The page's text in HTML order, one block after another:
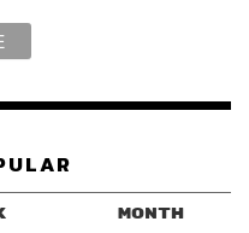
แต่ถ้าแก๊งมีคนมากกว่านั้น
คน ซึ่งเพื่อนที่เหลือ
รมณ์แนวห้องใต้หลังคา
พักรับรองมีสต๊อกลงไอจี
MONTH